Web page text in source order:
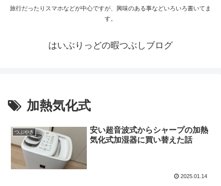
旅行だったりスマホなどが中心ですが、興味のある事などいろいろ書いてま
す。
はいぶりっどの暇つぶしブログ
加熱気化式
つぶやき
安い超音波式からシャープの加熱
気化式加湿器に買い替えた話
2025.01.14